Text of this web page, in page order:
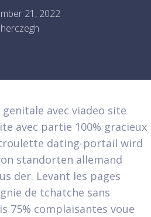
21, 2022
herczegh
avec viadeo site
avec partie 100% gracieux
dating-portail wird
standorten allemand
der. Levant les pages
de tchatche sans
75% complaisantes voue